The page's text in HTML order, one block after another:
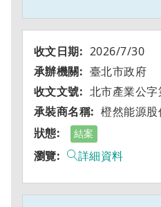
2026/7/30
臺北市政府
北市產業公
橙然能源
結案
詳細資料